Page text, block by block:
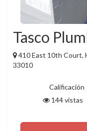
Tasco
410 East 10th Court,
33010
Calificación
144 vistas